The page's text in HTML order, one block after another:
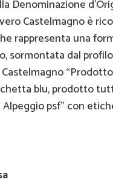
Denominazione
Castelmagno è
rappresenta una
sormontata dal
blu, prodotto
psf” con